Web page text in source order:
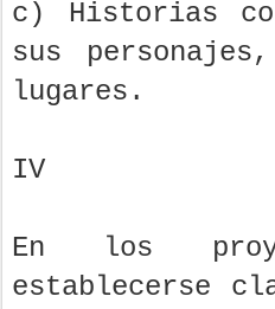
c) Historias
sus
lugares.
IV
En los
establecerse